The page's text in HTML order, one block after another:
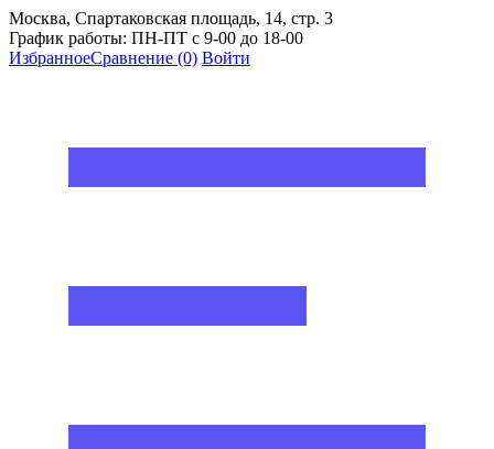
Москва, Спартаковская площадь, 14, стр. 3
График работы: ПН-ПТ с 9-00 до 18-00
ИзбранноеСравнение (0) Войти